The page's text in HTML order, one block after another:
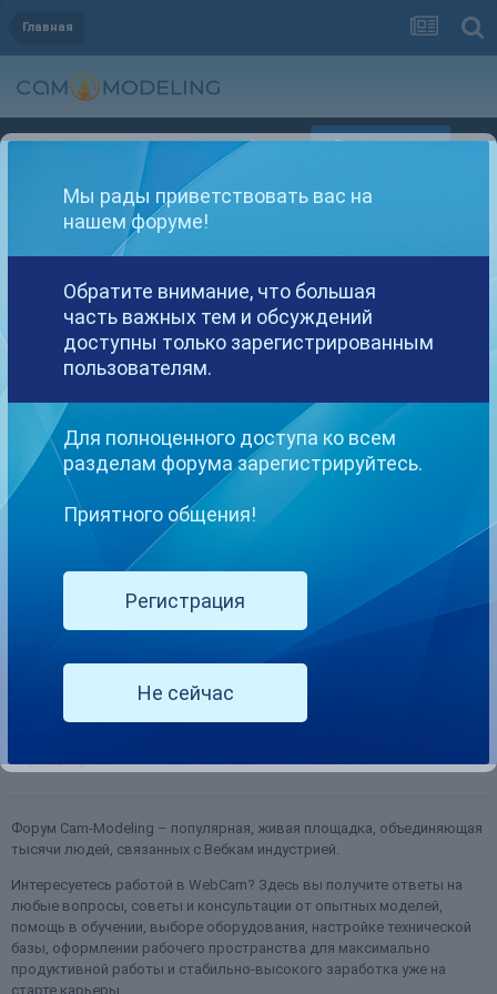
Главная
Уже зарегистрированы? Войти Регистрация
Другие варианты поиска
Найдено: 1 результат
СОРТИРОВКА
Fan club cost - что это такое ?
опубликовал тема в Всё о Chaturbate
16 июня, 2018
Форум Cam-Modeling – популярная, живая площадка, объединяющая
тысячи людей, связанных с Вебкам индустрией.
Интересуетесь работой в WebCam? Здесь вы получите ответы на
любые вопросы, советы и консультации от опытных моделей,
помощь в обучении, выборе оборудования, настройке технической
базы, оформлении рабочего пространства для максимально
продуктивной работы и стабильно-высокого заработка уже на
старте карьеры.
Мы рады приветствовать вас на
нашем форуме!
Обратите внимание, что большая
часть важных тем и обсуждений
доступны только зарегистрированным
пользователям.
Для полноценного доступа ко всем
разделам форума зарегистрируйтесь.
Приятного общения!
Регистрация
Не сейчас